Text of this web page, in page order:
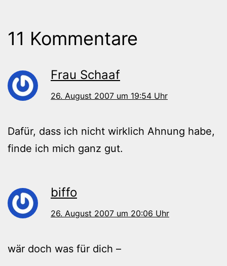
11 Kommentare
Frau Schaaf
26. August 2007 um 19:54 Uhr
Dafür, dass ich nicht wirklich Ahnung habe,
finde ich mich ganz gut.
biffo
26. August 2007 um 20:06 Uhr
wär doch was für dich –